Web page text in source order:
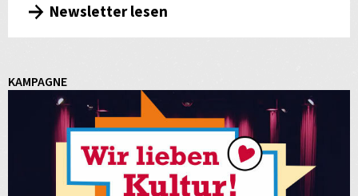
Newsletter lesen
KAMPAGNE